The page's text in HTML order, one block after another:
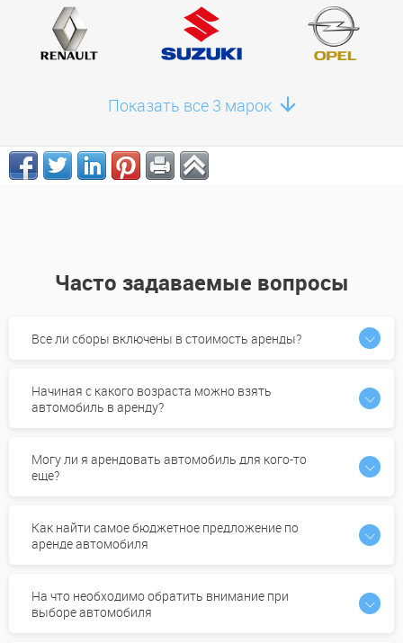
Показать все 3 марок
Часто задаваемые вопросы
Все ли сборы включены в стоимость аренды?
Начиная с какого возраста можно взять
автомобиль в аренду?
Могу ли я арендовать автомобиль для кого-то
еще?
Как найти самое бюджетное предложение по
аренде автомобиля
На что необходимо обратить внимание при
выборе автомобиля